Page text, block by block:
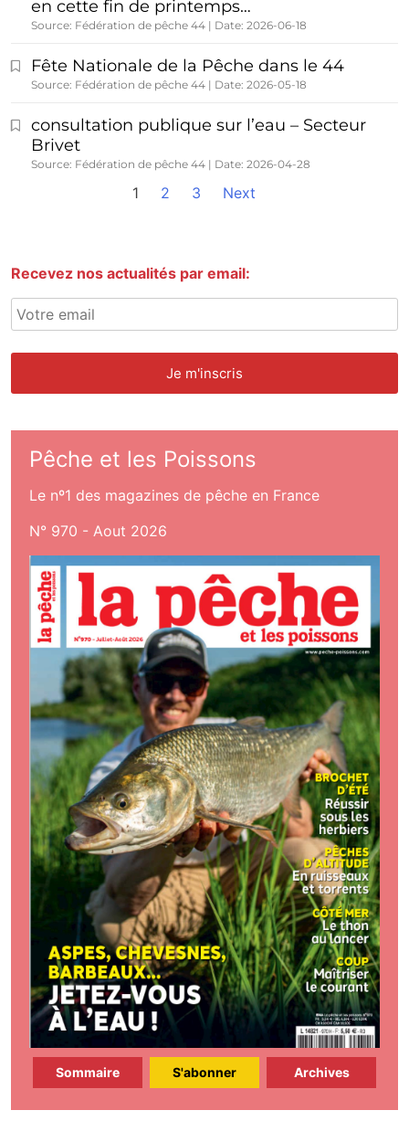
en cette fin de printemps…
Source: Fédération de pêche 44 Date: 2026-06-18
Fête Nationale de la Pêche dans le 44
Source: Fédération de pêche 44 Date: 2026-05-18
consultation publique sur l’eau – Secteur
Brivet
Source: Fédération de pêche 44 Date: 2026-04-28
1 2 3 Next
Recevez nos actualités par email:
Pêche et les Poissons
Le nº1 des magazines de pêche en France
N° 970 - Aout 2026
Sommaire S'abonner Archives